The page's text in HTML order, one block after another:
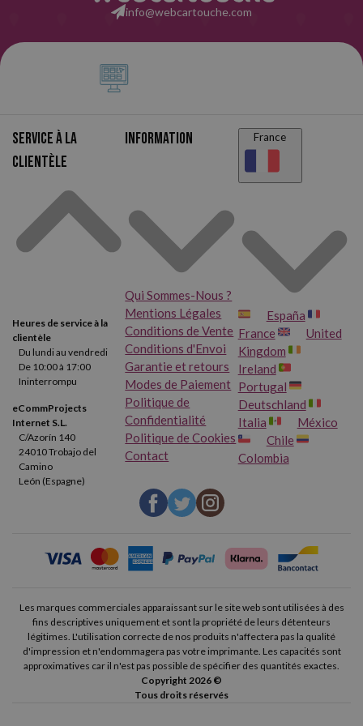
info@webcartouche.com
Service à la
clientèle
Heures de service à la
clientèle
Du lundi au vendredi
De 10:00 à 17:00
Ininterrompu
eCommProjects
Internet S.L.
C/Azorín 140
24010 Trobajo del
Camino
León (Espagne)
Information
Qui Sommes-Nous ?
Mentions Légales
Conditions de Vente
Conditions d'Envoi
Garantie et retours
Modes de Paiement
Politique de
Confidentialité
Politique de Cookies
Contact
France
España
France
United
Kingdom
Ireland
Portugal
Deutschland
Italia
México
Chile
Colombia
Les marques commerciales apparaissant sur le site web sont utilisées à des
fins descriptives uniquement et sont la propriété de leurs détenteurs
légitimes. L'utilisation correcte de nos produits n'affectera pas la qualité
d'impression et n'endommagera pas votre imprimante. Les capacités sont
approximatives car il n'est pas possible de spécifier des quantités exactes.
Copyright 2026 ©
Tous droits réservés